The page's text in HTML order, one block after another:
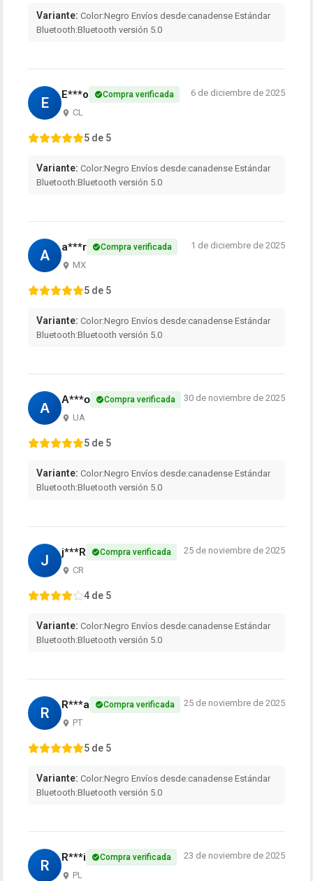
Variante: Color:Negro Envíos desde:canadense Estándar
Bluetooth:Bluetooth versión 5.0
E E***o Compra verificada
CL
6 de diciembre de 2025
5 de 5
Variante: Color:Negro Envíos desde:canadense Estándar
Bluetooth:Bluetooth versión 5.0
A a***r Compra verificada
MX
1 de diciembre de 2025
5 de 5
Variante: Color:Negro Envíos desde:canadense Estándar
Bluetooth:Bluetooth versión 5.0
А А***о Compra verificada
UA
30 de noviembre de 2025
5 de 5
Variante: Color:Negro Envíos desde:canadense Estándar
Bluetooth:Bluetooth versión 5.0
J j***R Compra verificada
CR
25 de noviembre de 2025
4 de 5
Variante: Color:Negro Envíos desde:canadense Estándar
Bluetooth:Bluetooth versión 5.0
R R***a Compra verificada
PT
25 de noviembre de 2025
5 de 5
Variante: Color:Negro Envíos desde:canadense Estándar
Bluetooth:Bluetooth versión 5.0
R R***i Compra verificada
PL
23 de noviembre de 2025